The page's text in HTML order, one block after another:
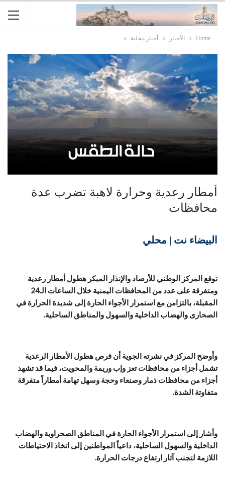
Home الأخبار أخبار محلية
أمطار رعدية وحرارة لاهبة تضرب عدة
محافظات
البيضاء نت | محلي
توقع المركز الوطني للأرصاد والإنذار المبكر هطول أمطار رعدية
ومتفرقة على عدد من المحافظات اليمنية خلال الساعات الـ24
المقبلة، بالتزامن مع استمرار الأجواء الحارة إلى شديدة الحرارة في
الصحارى والهضاب الداخلية والسهول والمناطق الساحلية.
وأوضح المركز في نشرته الجوية أن فرص هطول الأمطار الرعدية
تشمل أجزاء من محافظات تعز وإب وريمة والمحويت، فيما قد تشهد
أجزاء من محافظات ذمار وصنعاء وحجة وسهل تهامة أمطاراً متفرقة
متفاوتة الشدة.
وأشار إلى استمرار الأجواء الحارة في المناطق الصحراوية والهضاب
الداخلية والسهول الساحلية، داعياً المواطنين إلى اتخاذ الاحتياطات
اللازمة لتجنب آثار ارتفاع درجات الحرارة.